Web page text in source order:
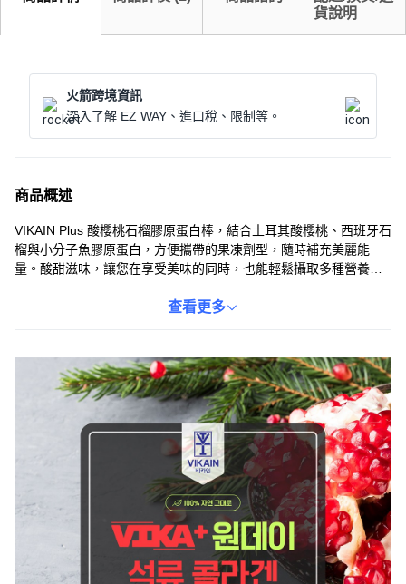
貨說明
火箭跨境資訊
深入了解 EZ WAY、進口稅、限制等。
商品概述
VIKAIN Plus 酸櫻桃石榴膠原蛋白棒，結合土耳其酸櫻桃、西班牙石
榴與小分子魚膠原蛋白，方便攜帶的果凍劑型，隨時補充美麗能
量。酸甜滋味，讓您在享受美味的同時，也能輕鬆攝取多種營養
設計，方便隨身攜帶，隨時隨地補充膠原蛋白。讓您輕鬆擁有好氣
查看更多